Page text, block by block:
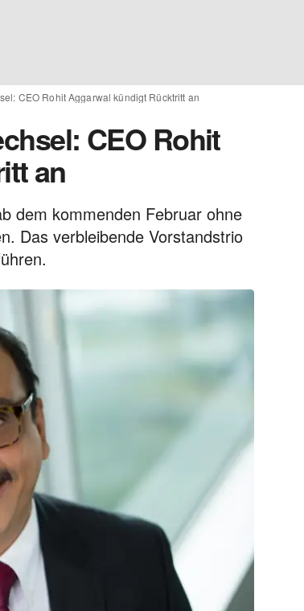
CEO Rohit Aggarwal kündigt Rücktritt an
CEO Rohit
an
dem kommenden Februar ohne
Das verbleibende Vorstandstrio